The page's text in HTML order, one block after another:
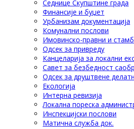
Седнице Скупштине града
Финансије и буџет
Урбанизам документација
Комунални послови
Имовинско-правни и
Одсек за привреду
Канцеларија за локални
Савет за безбедност
Одсек за друштвене
Eкологија
Интерна ревизија
Локална пореска
Инспекцијски послови
Матична служба док.